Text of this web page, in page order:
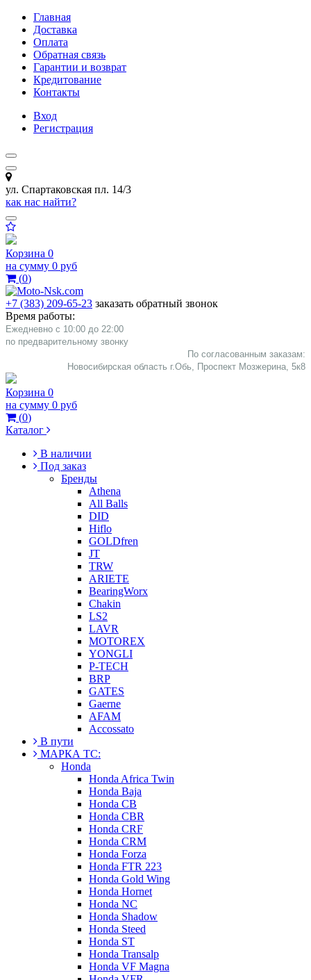
Главная
Доставка
Оплата
Обратная связь
Гарантии и возврат
Кредитование
Контакты
Вход
Регистрация
ул. Спартаковская пл. 14/3
как нас найти?
Корзина 0
на сумму 0 руб
(0)
+7 (383) 209-65-23 заказать обратный звонок
Время работы:
Ежедневно с 10:00 до 22:00
​по предварительному звонку
По согласованным заказам:
Новосибирская область г.Обь, Проспект Мозжерина, 5к8​
Корзина 0
на сумму 0 руб
(0)
Каталог
В наличии
Под заказ
Бренды
Athena
All Balls
DID
Hiflo
GOLDfren
JT
TRW
ARIETE
BearingWorx
Chakin
LS2
LAVR
MOTOREX
YONGLI
P-TECH
BRP
GATES
Gaerne
AFAM
Accossato
В пути
МАРКА ТС:
Honda
Honda Africa Twin
Honda Baja
Honda CB
Honda CBR
Honda CRF
Honda CRM
Honda Forza
Honda FTR 223
Honda Gold Wing
Honda Hornet
Honda NC
Honda Shadow
Honda Steed
Honda ST
Honda Transalp
Honda VF Magna